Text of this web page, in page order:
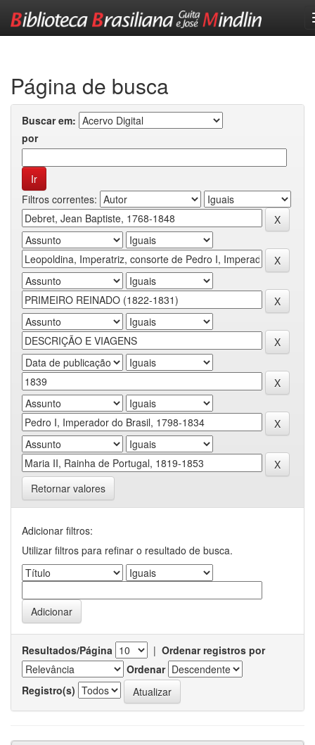
Página de busca
Buscar em:
por
Filtros correntes:
Retornar valores
Adicionar filtros:
Utilizar filtros para refinar o resultado de busca.
Resultados/Página | Ordenar registros por
Ordenar
Registro(s)